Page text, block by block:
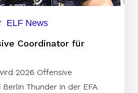
ELF News
Coordinator für
2026 Offensive
Thunder in der EFA.